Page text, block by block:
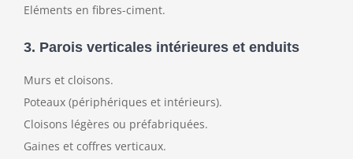
Eléments en fibres-ciment.
3. Parois verticales intérieures et enduits
Murs et cloisons.
Poteaux (périphériques et intérieurs).
Cloisons légères ou préfabriquées.
Gaines et coffres verticaux.